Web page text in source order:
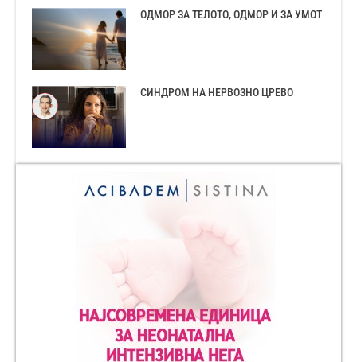
ОДМОР ЗА ТЕЛОТО, ОДМОР И ЗА УМОТ
СИНДРОМ НА НЕРВОЗНО ЦРЕВО